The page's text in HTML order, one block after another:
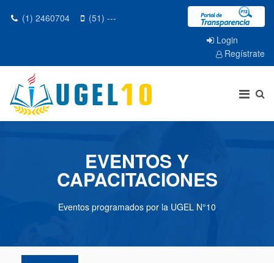
(1) 2460704
(51) ---
Login
Regístrate
EVENTOS Y
CAPACITACIONES
Eventos programados por la UGEL N°10